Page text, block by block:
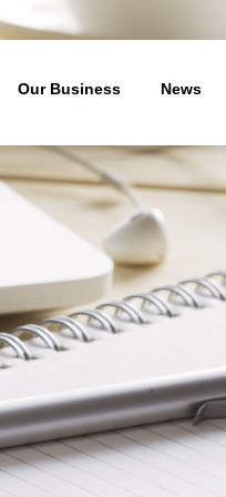
)
会社概要
Our Business
臨床開発
News